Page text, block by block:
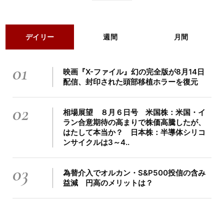
デイリー 週間 月間
01
映画『X-ファイル』幻の完全版が8月14日
配信、封印された頭部移植ホラーを復元
02
相場展望 ８月６日号 米国株：米国・イ
ラン合意期待の高まりで株価高騰したが、
はたして本当か？ 日本株：半導体シリコ
ンサイクルは3～4..
03
為替介入でオルカン・S&P500投信の含み
益減 円高のメリットは？